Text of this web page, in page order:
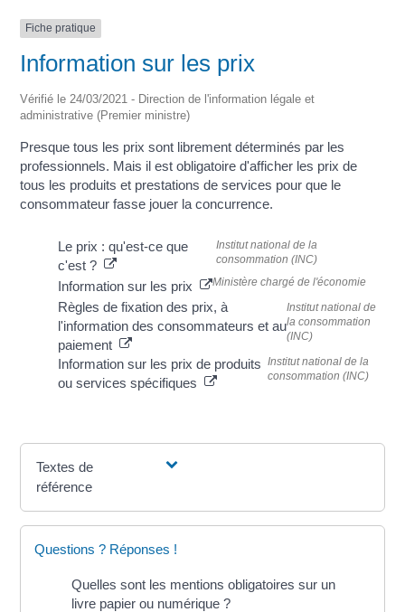
Fiche pratique
Information sur les prix
Vérifié le 24/03/2021 - Direction de l'information légale et
administrative (Premier ministre)
Presque tous les prix sont librement déterminés par les
professionnels. Mais il est obligatoire d'afficher les prix de
tous les produits et prestations de services pour que le
consommateur fasse jouer la concurrence.
Le prix : qu'est-ce que
c'est ?
Institut national de la
consommation (INC)
Information sur les prix Ministère chargé de l'économie
Règles de fixation des prix, à
l'information des consommateurs et au
paiement
Institut national de
la consommation
(INC)
Information sur les prix de produits
ou services spécifiques
Institut national de la
consommation (INC)
Textes de
référence
Questions ? Réponses !
Quelles sont les mentions obligatoires sur un
livre papier ou numérique ?